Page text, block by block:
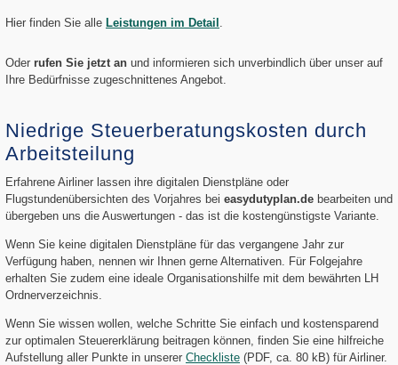
Hier finden Sie alle Leistungen im Detail .
Oder rufen Sie jetzt an und informieren sich unverbindlich über unser auf
Ihre Bedürfnisse zugeschnittenes Angebot.
Niedrige Steuerberatungskosten durch
Arbeitsteilung
Erfahrene Airliner lassen ihre digitalen Dienstpläne oder
Flugstundenübersichten des Vorjahres bei easydutyplan.de bearbeiten und
übergeben uns die Auswertungen - das ist die kostengünstigste Variante.
Wenn Sie keine digitalen Dienstpläne für das vergangene Jahr zur
Verfügung haben, nennen wir Ihnen gerne Alternativen. Für Folgejahre
erhalten Sie zudem eine ideale Organisationshilfe mit dem bewährten LH
Ordnerverzeichnis.
Wenn Sie wissen wollen, welche Schritte Sie einfach und kostensparend
zur optimalen Steuererklärung beitragen können, finden Sie eine hilfreiche
Aufstellung aller Punkte in unserer Checkliste (PDF, ca. 80 kB) für Airliner.